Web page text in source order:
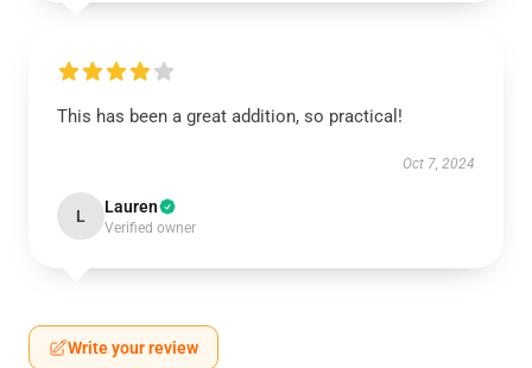
This has been a great addition, so practical!
Oct 7, 2024
L Lauren
Verified owner
Write your review